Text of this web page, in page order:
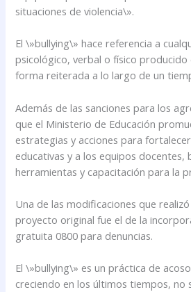
situaciones de violencia\».
El \»bullying\» hace referencia a
psicológico, verbal o físico producido
forma reiterada a lo largo de un
Además de las sanciones para los
que el Ministerio de Educación
estrategias y acciones para
educativas y a los equipos docentes,
herramientas y capacitación para la
Una de las modificaciones que
proyecto original fue el de la
gratuita 0800 para denuncias.
El \»bullying\» es un práctica de
creciendo en los últimos tiempos, no